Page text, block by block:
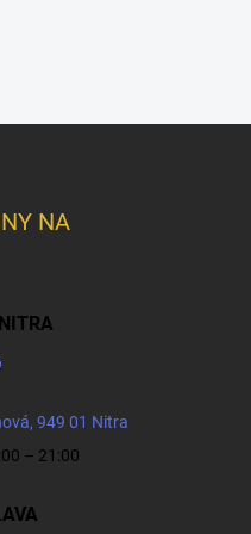
NA
949 01 Nitra
– 21:00